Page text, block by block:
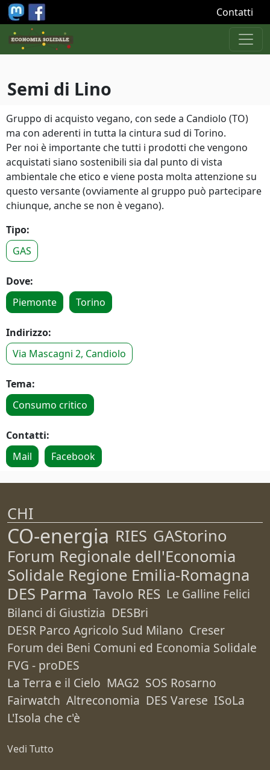
Salta al contenuto principale Contatti
Semi di Lino
Gruppo di acquisto vegano, con sede a Candiolo (TO)
ma con aderenti in tutta la cintura sud di Torino.
Per noi è importante che tutti i prodotti che vengono
acquistati siano sostenibili sia dal punto di vista
ambientale che etico e viene posta molta attenzione su
questo versante (ovviamente al gruppo può partecipare
chiunque, anche se non è vegano).
Tipo:
GAS
Dove:
Piemonte
Torino
Indirizzo:
Via Mascagni 2, Candiolo
Tema:
Consumo critico
Contatti:
Mail
Facebook
CHI
CO-energia RIES GAStorino
Forum Regionale dell'Economia
Solidale Regione Emilia-Romagna
DES Parma Tavolo RES Le Galline Felici
Bilanci di Giustizia DESBri
DESR Parco Agricolo Sud Milano Creser
Forum dei Beni Comuni ed Economia Solidale
FVG - proDES
La Terra e il Cielo MAG2 SOS Rosarno
Fairwatch Altreconomia DES Varese ISoLa
L'Isola che c'è
Vedi Tutto